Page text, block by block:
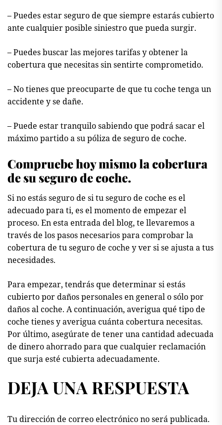
– Puedes estar seguro de que siempre estarás cubierto
ante cualquier posible siniestro que pueda surgir.
– Puedes buscar las mejores tarifas y obtener la
cobertura que necesitas sin sentirte comprometido.
– No tienes que preocuparte de que tu coche tenga un
accidente y se dañe.
– Puede estar tranquilo sabiendo que podrá sacar el
máximo partido a su póliza de seguro de coche.
Compruebe hoy mismo la cobertura
de su seguro de coche.
Si no estás seguro de si tu seguro de coche es el
adecuado para ti, es el momento de empezar el
proceso. En esta entrada del blog, te llevaremos a
través de los pasos necesarios para comprobar la
cobertura de tu seguro de coche y ver si se ajusta a tus
necesidades.
Para empezar, tendrás que determinar si estás
cubierto por daños personales en general o sólo por
daños al coche. A continuación, averigua qué tipo de
coche tienes y averigua cuánta cobertura necesitas.
Por último, asegúrate de tener una cantidad adecuada
de dinero ahorrado para que cualquier reclamación
que surja esté cubierta adecuadamente.
DEJA UNA RESPUESTA
Tu dirección de correo electrónico no será publicada.